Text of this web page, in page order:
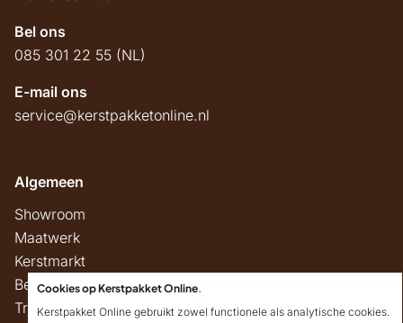
Bel ons
085 301 22 55 (NL)
E-mail ons
service@kerstpakketonline.nl
Algemeen
Showroom
Maatwerk
Kerstmarkt
Belastingregels
Track & Trace
Cookies op Kerstpakket Online.
Kerstpakket Online gebruikt zowel functionele als analytische cookies.